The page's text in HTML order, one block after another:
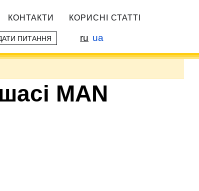
КОНТАКТИ КОРИСНІ СТАТТІ
ПИТАННЯ ru ua
MAN